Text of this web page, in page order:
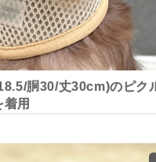
胴30/丈30cm)のピク
用